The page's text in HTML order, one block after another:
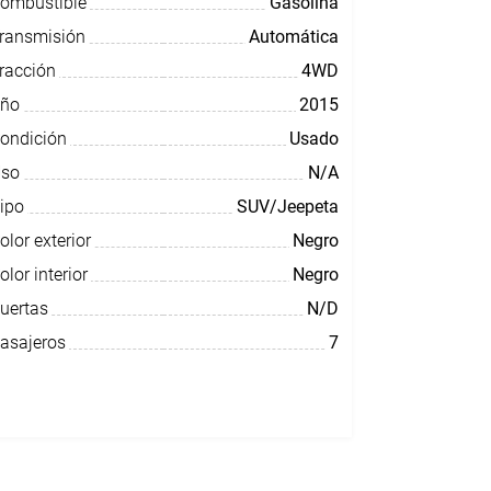
Automática
4WD
2015
Usado
N/A
SUV/Jeepeta
exterior
Negro
interior
Negro
N/D
7